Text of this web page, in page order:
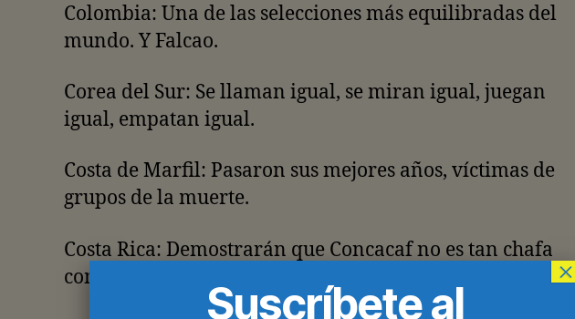
Colombia: Una de las selecciones más equilibradas del
mundo. Y Falcao.
Corea del Sur: Se llaman igual, se miran igual, juegan
igual, empatan igual.
Costa de Marfil: Pasaron sus mejores años, víctimas de
grupos de la muerte.
Costa Rica: Demostrarán que Concacaf no es tan chafa
como seguimos creyendo.Suscríbete al
×